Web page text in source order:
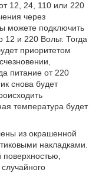
12, 24, 110 или 220
через
можете подключить
12 и 220 Вольт. Тогда
приоритетом
питание от 220
снова будет
температура будет
из окрашенной
накладками.